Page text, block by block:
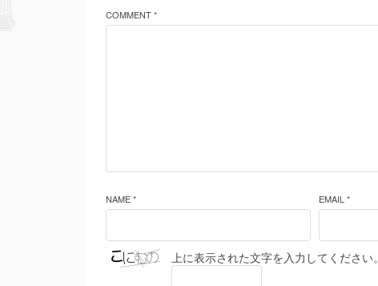
COMMENT *
NAME * EMAIL *
上に表示された文字を入力してください。